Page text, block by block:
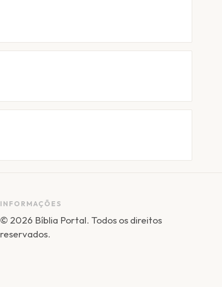
INFORMAÇÕES
© 2026 Bíblia Portal. Todos os direitos
reservados.